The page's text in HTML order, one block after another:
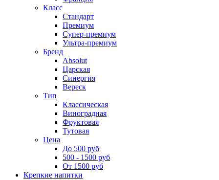
Класс
Стандарт
Премиум
Супер-премиум
Ультра-премиум
Бренд
Absolut
Царская
Синергия
Вереск
Тип
Классическая
Виноградная
Фруктовая
Тутовая
Цена
До 500 руб
500 - 1500 руб
От 1500 руб
Крепкие напитки